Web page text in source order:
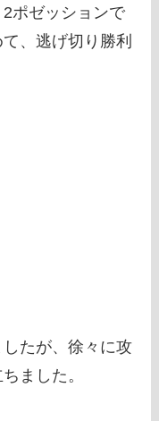
ポゼッションで
、逃げ切り勝利
たが、徐々に攻
ました。